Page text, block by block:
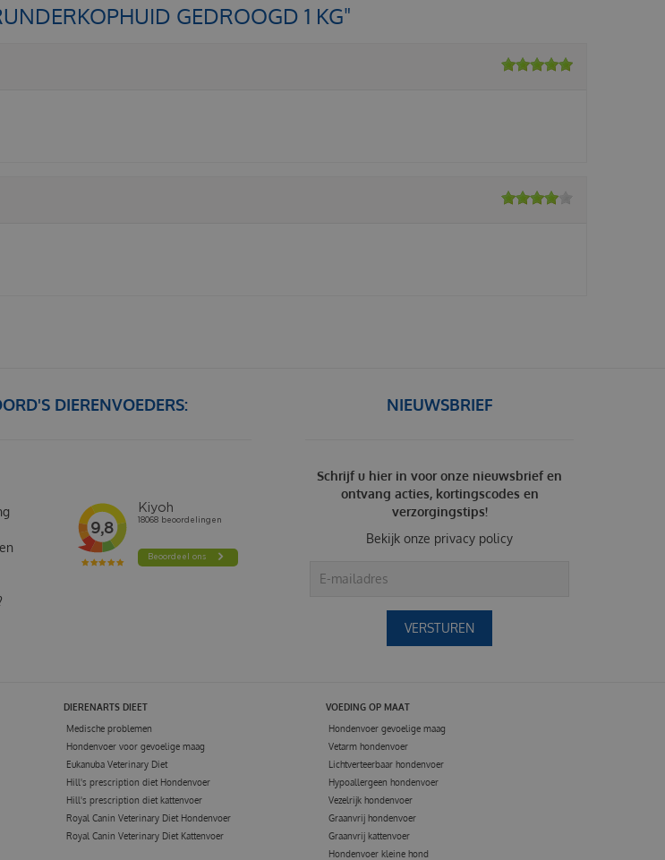
GEDROOGD 1 KG"
NIEUWSBRIEF
Schrijf u hier in voor onze nieuwsbrief en
ontvang acties, kortingscodes en
verzorgingstips!
Bekijk onze privacy policy
DIERENVOEDERS:
DIERENARTS DIEET
Medische problemen
Hondenvoer voor gevoelige maag
Eukanuba Veterinary Diet
Hill's prescription diet Hondenvoer
Hill's prescription diet kattenvoer
Royal Canin Veterinary Diet Hondenvoer
Royal Canin Veterinary Diet Kattenvoer
VOEDING OP MAAT
Hondenvoer gevoelige maag
Vetarm hondenvoer
Lichtverteerbaar hondenvoer
Hypoallergeen hondenvoer
Vezelrijk hondenvoer
Graanvrij hondenvoer
Graanvrij kattenvoer
Hondenvoer kleine hond